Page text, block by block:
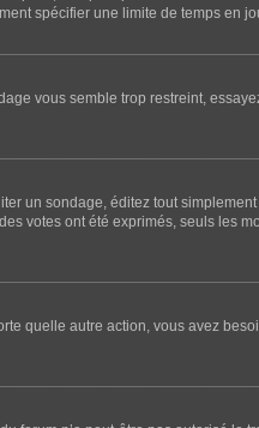
spécifier une limite de temps en
vous semble trop restreint,
un sondage, éditez tout
votes ont été exprimés, seuls les
quelle autre action, vous avez